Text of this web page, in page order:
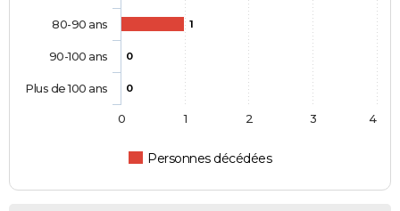
1
0
0
Personnes décédées
80-90 ans
90-100 ans
Plus de 100 ans
0 1 2 3 4